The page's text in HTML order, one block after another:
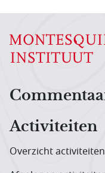
Activiteiten
Overzicht activiteiten